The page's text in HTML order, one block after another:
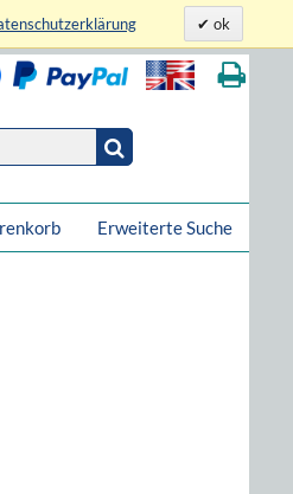
ok
Erweiterte Suche